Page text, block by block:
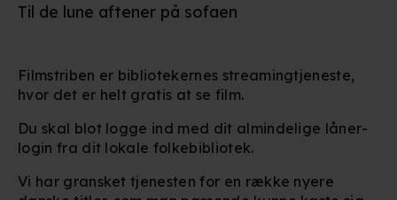
Til de lune aftener på sofaen
Filmstriben er bibliotekernes streamingtjeneste,
hvor det er helt gratis at se film.
Du skal blot logge ind med dit almindelige låner-
login fra dit lokale folkebibliotek.
Vi har gransket tjenesten for en række nyere